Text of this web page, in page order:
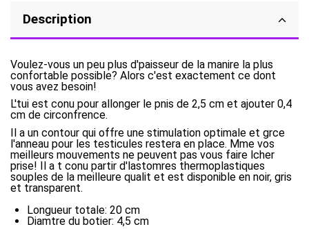
Description
Voulez-vous un peu plus d'paisseur de la manire la plus
confortable possible? Alors c'est exactement ce dont
vous avez besoin!
L'tui est conu pour allonger le pnis de 2,5 cm et ajouter 0,4
cm de circonfrence.
Il a un contour qui offre une stimulation optimale et grce
l'anneau pour les testicules restera en place. Mme vos
meilleurs mouvements ne peuvent pas vous faire lcher
prise! Il a t conu partir d'lastomres thermoplastiques
souples de la meilleure qualit et est disponible en noir, gris
et transparent.
Longueur totale: 20 cm
Diamtre du botier: 4,5 cm